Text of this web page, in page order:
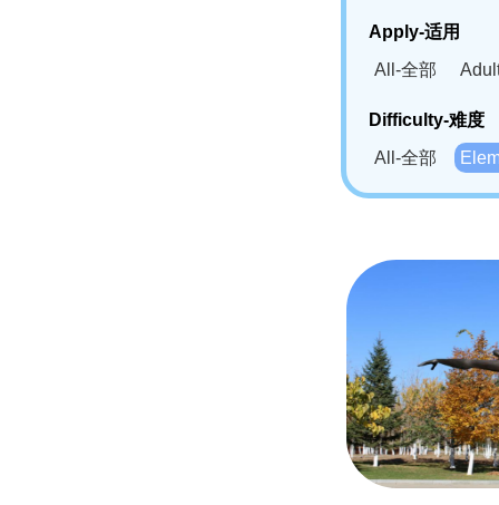
Bahasa
Swahili(SW)-
Apply-适用
All-全部
Difficulty-难度
All-全部